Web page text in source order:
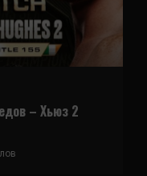
– Хьюз 2